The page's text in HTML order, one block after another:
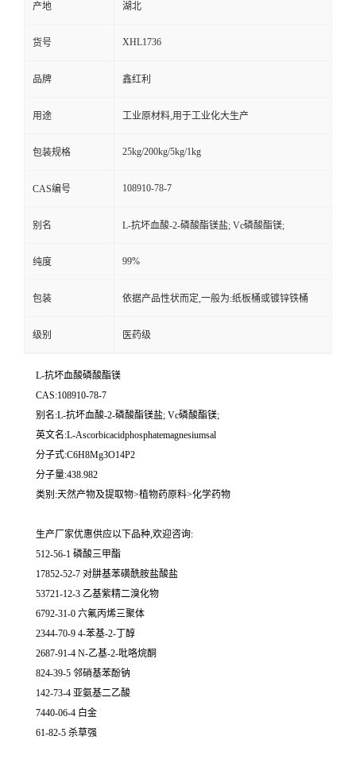
产地 湖北
货号 XHL1736
品牌 鑫红利
用途 工业原材料,用于工业化大生产
包装规格 25kg/200kg/5kg/1kg
CAS编号 108910-78-7
别名 L-抗坏血酸-2-磷酸酯镁盐; Vc磷酸酯镁;
纯度 99%
包装 依据产品性状而定,一般为:纸板桶或镀锌铁桶
级别 医药级
L-抗坏血酸磷酸酯镁
CAS:108910-78-7
别名:L-抗坏血酸-2-磷酸酯镁盐; Vc磷酸酯镁;
英文名:L-Ascorbicacidphosphatemagnesiumsal
分子式:C6H8Mg3O14P2
分子量:438.982
类别:天然产物及提取物>植物药原料>化学药物
生产厂家优惠供应以下品种,欢迎咨询:
512-56-1 磷酸三甲酯
17852-52-7 对肼基苯磺酰胺盐酸盐
53721-12-3 乙基紫精二溴化物
6792-31-0 六氟丙烯三聚体
2344-70-9 4-苯基-2-丁醇
2687-91-4 N-乙基-2-吡咯烷酮
824-39-5 邻硝基苯酚钠
142-73-4 亚氨基二乙酸
7440-06-4 白金
61-82-5 杀草强